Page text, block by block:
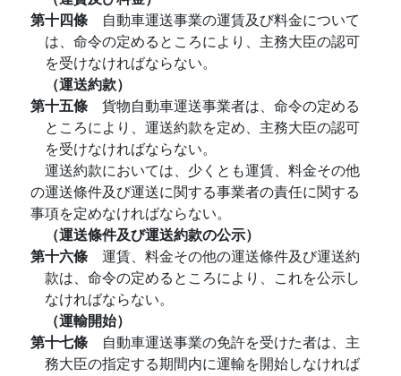
第十四條 自動車運送事業の運賃及び料金について
は、命令の定めるところにより、主務大臣の認可
を受けなければならない。
（運送約款）
第十五條 貨物自動車運送事業者は、命令の定める
ところにより、運送約款を定め、主務大臣の認可
を受けなければならない。
運送約款においては、少くとも運賃、料金その他
の運送條件及び運送に関する事業者の責任に関する
事項を定めなければならない。
（運送條件及び運送約款の公示）
第十六條 運賃、料金その他の運送條件及び運送約
款は、命令の定めるところにより、これを公示し
なければならない。
（運輸開始）
第十七條 自動車運送事業の免許を受けた者は、主
務大臣の指定する期間内に運輸を開始しなければ